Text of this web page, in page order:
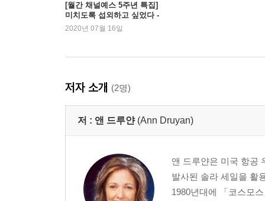
[월간 채널예스 5주년 특집]
미치도록 섭외하고 싶었다 -
조남주, 김초엽 외
2020년 07월 16일
저자 소개 (2명)
저 : 앤 드루얀 (Ann Druyan)
앤 드루얀은 미국 항공
발사된 솔라 세일을 활
1980년대에 「코스모